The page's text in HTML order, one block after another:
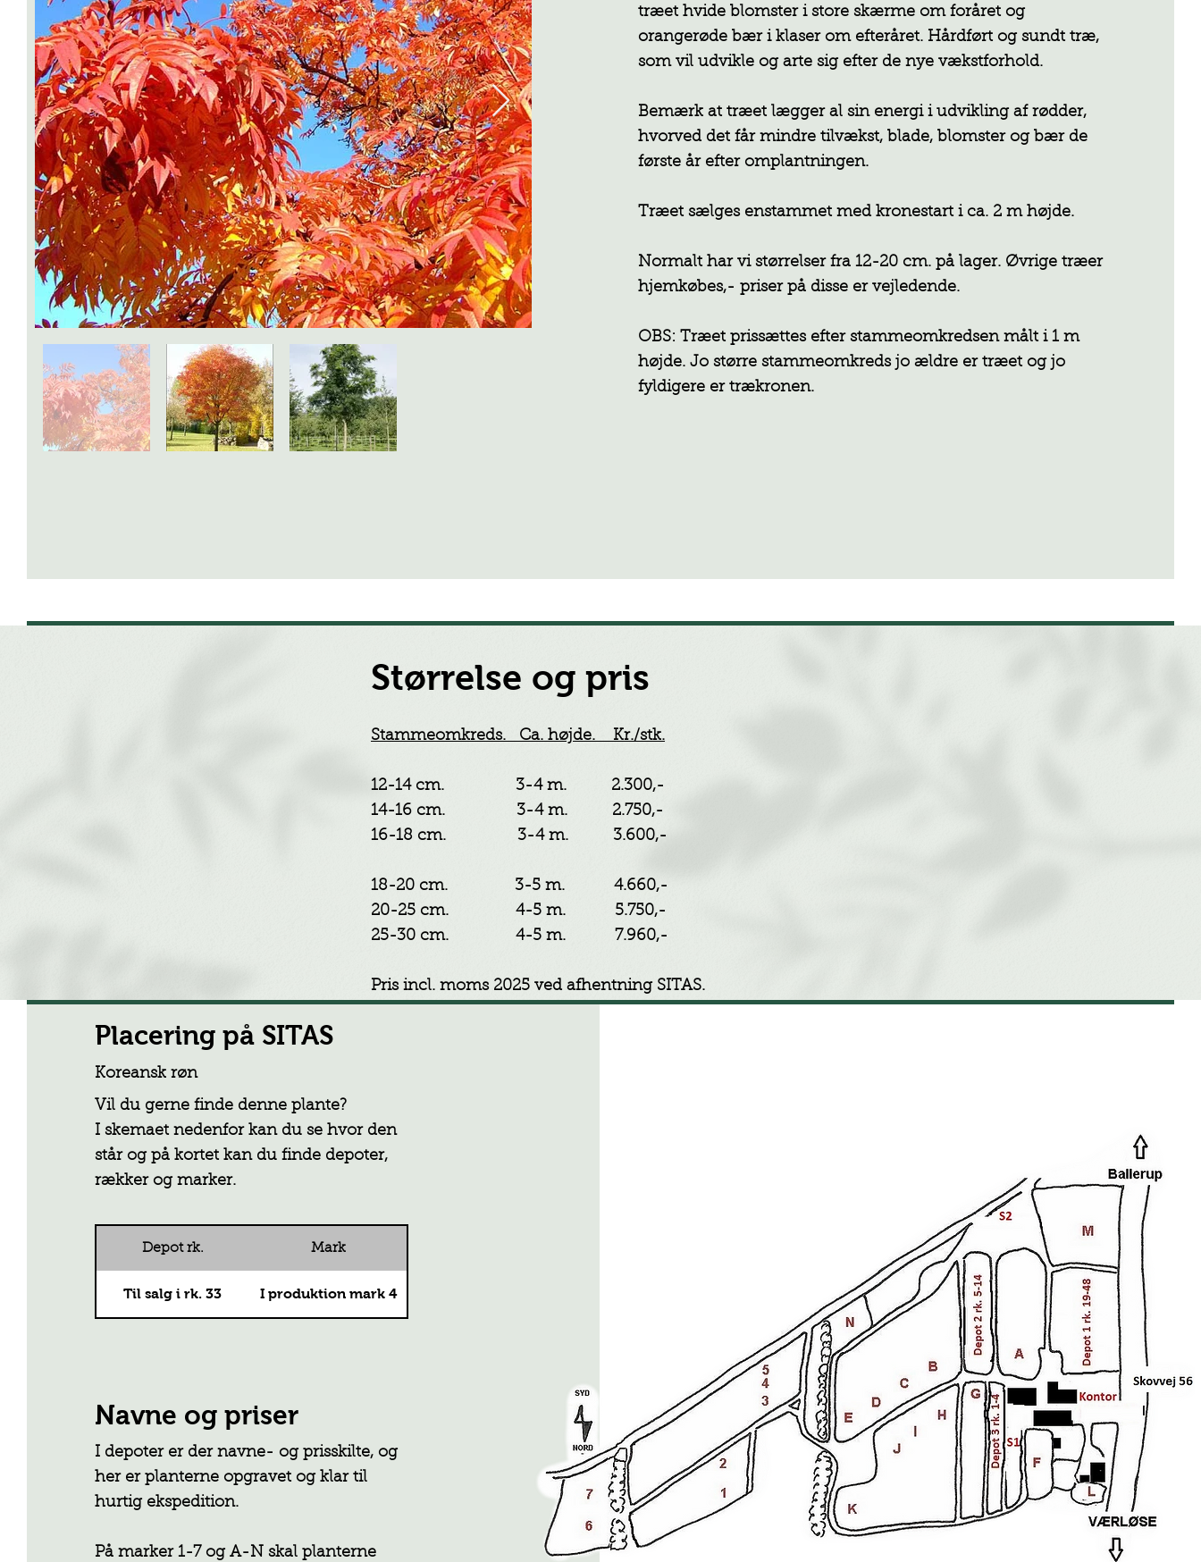
træet hvide blomster i store skærme om foråret og
orangerøde bær i klaser om efteråret. Hårdført og sundt træ,
som vil udvikle og arte sig efter de nye vækstforhold.
Bemærk at træet lægger al sin energi i udvikling af rødder,
hvorved det får mindre tilvækst, blade, blomster og bær de
første år efter omplantningen.
Træet sælges enstammet med kronestart i ca. 2 m højde.
Normalt har vi størrelser fra 12-20 cm. på lager. Øvrige træer
hjemkøbes,- priser på disse er vejledende.
OBS: Træet prissættes efter stammeomkredsen målt i 1 m
højde. Jo større stammeomkreds jo ældre er træet og jo
fyldigere er trækronen.
Størrelse og pris
Stammeomkreds. Ca. højde. Kr./stk.
12-14 cm. 3-4 m. 2.300,-
14-16 cm. 3-4 m. 2.750,-
16-18 cm. 3-4 m. 3.600,-
18-20 cm. 3-5 m. 4.660,-
20-25 cm. 4-5 m. 5.750,-
25-30 cm. 4-5 m. 7.960,-
Pris incl. moms 2025 ved afhentning SITAS.
Placering på SITAS
Koreansk røn
Vil du gerne finde denne plante?
I skemaet nedenfor kan du se hvor den
står og på kortet kan du finde depoter,
rækker og marker.
Depot rk. Mark
Til salg i rk. 33 I produktion mark 4
Navne og priser
I depoter er der navne- og prisskilte, og
her er planterne opgravet og klar til
hurtig ekspedition.
På marker 1-7 og A-N skal planterne